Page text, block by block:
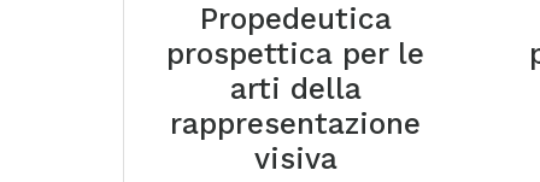
Propedeutica
prospettica per le
arti della
rappresentazione
visiva